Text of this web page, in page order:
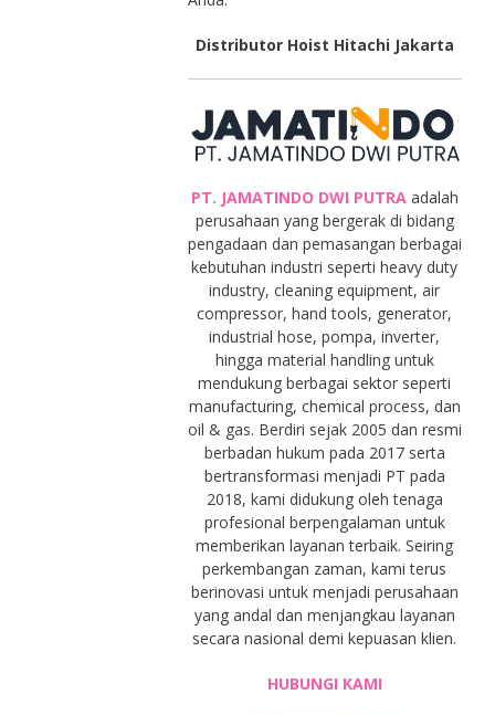
Distributor Hoist Hitachi Jakarta
PT. JAMATINDO DWI PUTRA adalah
perusahaan yang bergerak di bidang
pengadaan dan pemasangan berbagai
kebutuhan industri seperti heavy duty
industry, cleaning equipment, air
compressor, hand tools, generator,
industrial hose, pompa, inverter,
hingga material handling untuk
mendukung berbagai sektor seperti
manufacturing, chemical process, dan
oil & gas. Berdiri sejak 2005 dan resmi
berbadan hukum pada 2017 serta
bertransformasi menjadi PT pada
2018, kami didukung oleh tenaga
profesional berpengalaman untuk
memberikan layanan terbaik. Seiring
perkembangan zaman, kami terus
berinovasi untuk menjadi perusahaan
yang andal dan menjangkau layanan
secara nasional demi kepuasan klien.
HUBUNGI KAMI